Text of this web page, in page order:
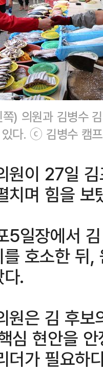
) 의원과 김병수
있다. ⓒ 김병수 캠
원이 27일
치며 힘을 보
5일장에서
호소한 뒤
.
원은 김 후
심 현안을
더가 필요하